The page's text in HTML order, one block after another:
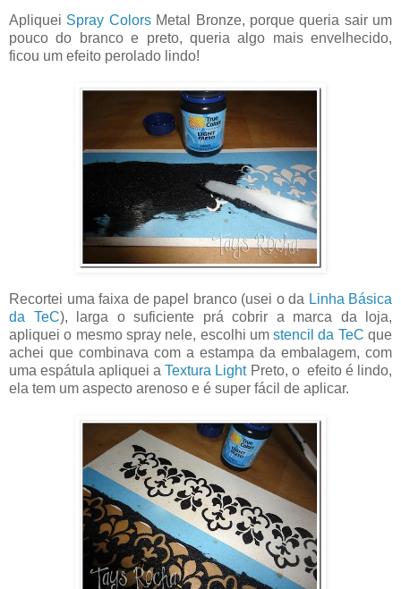
Apliquei Spray ColorsMetal Bronze, porque queria sair um
pouco do branco e preto, queria algo mais envelhecido,
ficou um efeito perolado lindo!
Recortei uma faixa de papel branco (usei o da Linha Básica
da TeC), larga o suficiente prá cobrir a marca da loja,
apliquei o mesmo spray nele, escolhi umstencil da TeC que
achei que combinava com a estampa da embalagem, com
uma espátula apliquei aTextura LightPreto, o efeito é lindo,
ela tem um aspecto arenoso e é super fácil de aplicar.